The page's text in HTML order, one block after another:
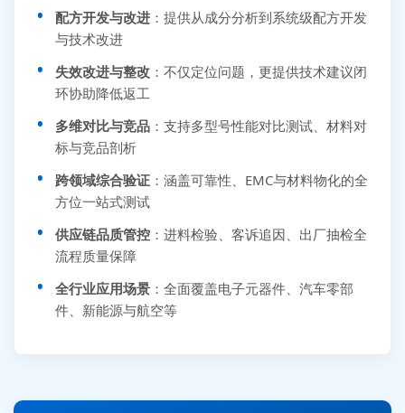
配方开发与改进 ：提供从成分分析到系统级配方开发
与技术改进
失效改进与整改 ：不仅定位问题，更提供技术建议闭
环协助降低返工
多维对比与竞品 ：支持多型号性能对比测试、材料对
标与竞品剖析
跨领域综合验证 ：涵盖可靠性、EMC与材料物化的全
方位一站式测试
供应链品质管控 ：进料检验、客诉追因、出厂抽检全
流程质量保障
全行业应用场景 ：全面覆盖电子元器件、汽车零部
件、新能源与航空等